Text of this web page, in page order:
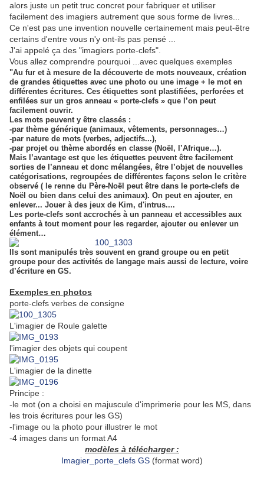
alors juste un petit truc concret pour fabriquer et utiliser
facilement des imagiers autrement que sous forme de livres...
Ce n'est pas une invention nouvelle certainement mais peut-être
certains d'entre vous n'y ont-ils pas pensé ...
J'ai appelé ça des "imagiers porte-clefs".
Vous allez comprendre pourquoi ...avec quelques exemples
"Au fur et à mesure de la découverte de mots nouveaux, création
de grandes étiquettes avec une photo ou une image + le mot en
différentes écritures. Ces étiquettes sont plastifiées, perforées et
enfilées sur un gros anneau « porte-clefs » que l’on peut
facilement ouvrir.
Les mots peuvent y être classés :
-par thème générique (animaux, vêtements, personnages…)
-par nature de mots (verbes, adjectifs...),
-par projet ou thème abordés en classe (Noël, l’Afrique…).
Mais l’avantage est que les étiquettes peuvent être facilement
sorties de l’anneau et donc mélangées, être l’objet de nouvelles
catégorisations, regroupées de différentes façons selon le critère
observé ( le renne du Père-Noël peut être dans le porte-clefs de
Noël ou bien dans celui des animaux). On peut en ajouter, en
enlever... Jouer à des jeux de Kim, d'intrus....
Les porte-clefs sont accrochés à un panneau et accessibles aux
enfants à tout moment pour les regarder, ajouter ou enlever un
élément…
Ils sont manipulés très souvent en grand groupe ou en petit
groupe pour des activités de langage mais aussi de lecture, voire
d’écriture en GS.
Exemples en photos
porte-clefs verbes de consigne
L'imagier de Roule galette
l'imagier des objets qui coupent
L'imagier de la dinette
Principe :
-le mot (on a choisi en majuscule d'imprimerie pour les MS, dans
les trois écritures pour les GS)
-l'image ou la photo pour illustrer le mot
-4 images dans un format A4
modèles à télécharger :
Imagier_porte_clefs GS (format word)